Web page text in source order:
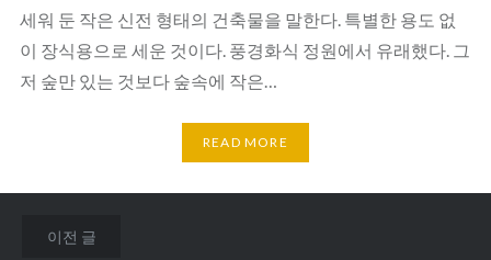
세워 둔 작은 신전 형태의 건축물을 말한다. 특별한 용도 없
이 장식용으로 세운 것이다. 풍경화식 정원에서 유래했다. 그
저 숲만 있는 것보다 숲속에 작은…
READ MORE
글이전 글